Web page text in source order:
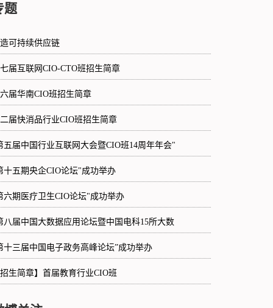
题
可持续供应链
届互联网CIO-CTO班招生简章
届华南CIO班招生简章
届快消品行业CIO班招生简章
五届中国行业互联网大会暨CIO班14周年年会"
十五期央企CIO论坛"成功举办
六期医疗卫生CIO论坛"成功举办
八届中国大数据应用论坛暨中国电科15所大数
十三届中国电子政务高峰论坛”成功举办
生简章】首届教育行业CIO班